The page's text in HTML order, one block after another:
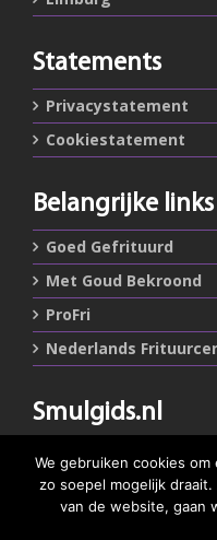
Statements
Privacystatement
Cookiestatement
Belangrijke links
Goed Gefrituurd
Met Goud Bekroond
ProFri
Nederlands
Smulgids.nl
Blaarthemseweg 72
5502 JW Veldhoven
We gebruiken cookies
zo soepel mogelijk
van de website, gaan